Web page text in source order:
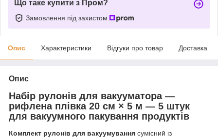
Що таке купити з Пром?
Замовлення під захистом
Опис Характеристики Відгуки про товар Доставка
Опис
Набір рулонів для вакууматора —
рифлена плівка 20 см × 5 м — 5 штук
для вакуумного пакування продуктів
Комплект рулонів для вакуумування сумісний із